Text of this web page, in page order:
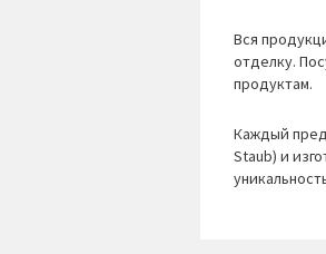
Вся
отделку.
продуктам.
Каждый
Staub) и